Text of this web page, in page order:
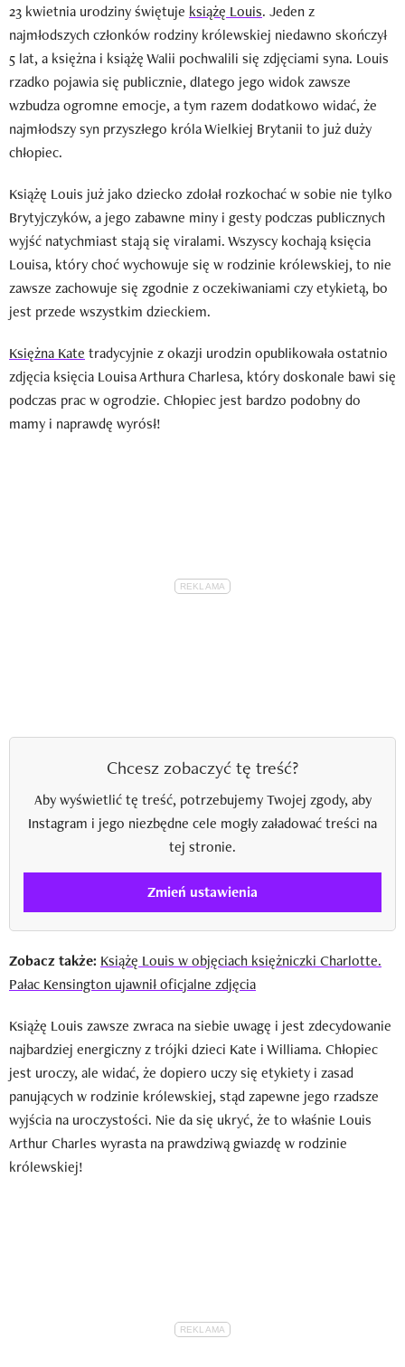
23 kwietnia urodziny świętuje książę Louis. Jeden z
najmłodszych członków rodziny królewskiej niedawno skończył
5 lat, a księżna i książę Walii pochwalili się zdjęciami syna. Louis
rzadko pojawia się publicznie, dlatego jego widok zawsze
wzbudza ogromne emocje, a tym razem dodatkowo widać, że
najmłodszy syn przyszłego króla Wielkiej Brytanii to już duży
chłopiec.
Książę Louis już jako dziecko zdołał rozkochać w sobie nie tylko
Brytyjczyków, a jego zabawne miny i gesty podczas publicznych
wyjść natychmiast stają się viralami. Wszyscy kochają księcia
Louisa, który choć wychowuje się w rodzinie królewskiej, to nie
zawsze zachowuje się zgodnie z oczekiwaniami czy etykietą, bo
jest przede wszystkim dzieckiem.
Księżna Kate tradycyjnie z okazji urodzin opublikowała ostatnio
zdjęcia księcia Louisa Arthura Charlesa, który doskonale bawi się
podczas prac w ogrodzie. Chłopiec jest bardzo podobny do
mamy i naprawdę wyrósł!
Chcesz zobaczyć tę treść?
Aby wyświetlić tę treść, potrzebujemy Twojej zgody, aby
Instagram i jego niezbędne cele mogły załadować treści na
tej stronie.
Zmień ustawienia
Zobacz także: Książę Louis w objęciach księżniczki Charlotte.
Pałac Kensington ujawnił oficjalne zdjęcia
Książę Louis zawsze zwraca na siebie uwagę i jest zdecydowanie
najbardziej energiczny z trójki dzieci Kate i Williama. Chłopiec
jest uroczy, ale widać, że dopiero uczy się etykiety i zasad
panujących w rodzinie królewskiej, stąd zapewne jego rzadsze
wyjścia na uroczystości. Nie da się ukryć, że to właśnie Louis
Arthur Charles wyrasta na prawdziwą gwiazdę w rodzinie
królewskiej!